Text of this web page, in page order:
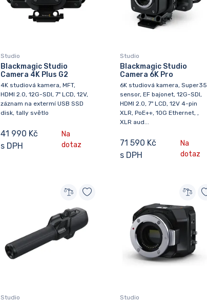
Studio
Blackmagic Studio
Camera 4K Plus G2
4K studiová kamera, MFT,
HDMI 2.0, 12G-SDI, 7" LCD, 12V,
záznam na extermí USB SSD
disk, tally světlo
41 990 Kč
s DPH
Na
dotaz
Studio
Blackmagic Studio
Camera 6K Pro
6K studiová kamera, Super35
sensor, EF bajonet, 12G-SDI,
HDMI 2.0, 7" LCD, 12V 4-pin
XLR, PoE++, 10G Ethernet, ,
XLR aud...
71 590 Kč
s DPH
Na
dotaz
Studio Studio